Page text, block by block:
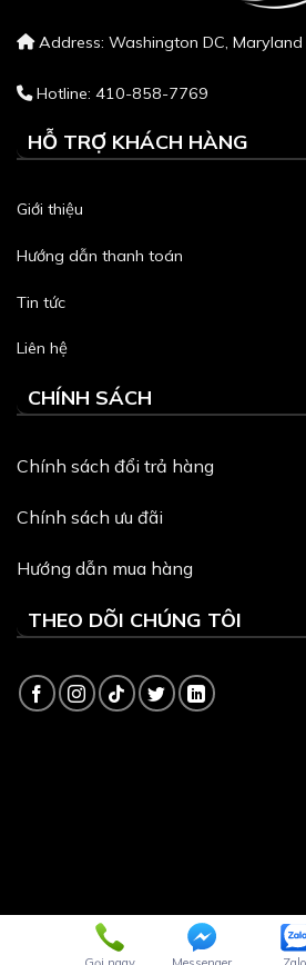
Address: Washington DC, Maryland
Hotline: 410-858-7769
HỖ TRỢ KHÁCH HÀNG
Giới thiệu
Hướng dẫn thanh toán
Tin tức
Liên hệ
CHÍNH SÁCH
Chính sách đổi trả hàng
Chính sách ưu đãi
Hướng dẫn mua hàng
THEO DÕI CHÚNG TÔI
Copyright 2026 © Dịch vụ quản trị
Webitebởi